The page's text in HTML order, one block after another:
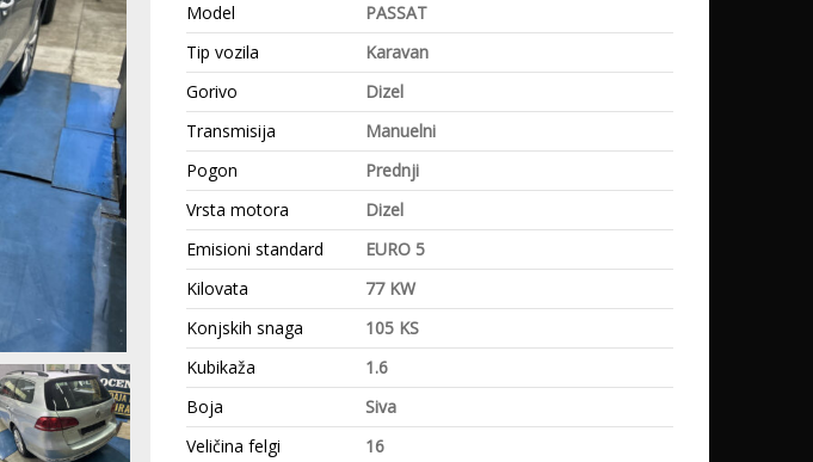
Model
PASSAT
Tip vozila
Karavan
Gorivo
Dizel
Transmisija
Manuelni
Pogon
Prednji
Vrsta motora
Dizel
Emisioni standard
EURO 5
Kilovata
77 KW
Konjskih snaga
105 KS
Kubikaža
1.6
Boja
Siva
Veličina felgi
16